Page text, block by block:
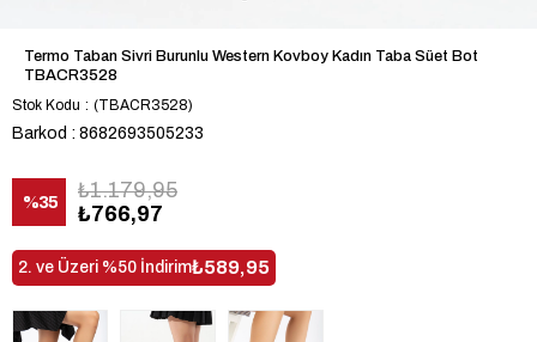
Termo Taban Sivri Burunlu Western Kovboy Kadın Taba Süet Bot
TBACR3528
Stok Kodu
(TBACR3528)
Barkod : 8682693505233
%35
İndirim
₺1.179,95
₺766,97
2. ve Üzeri %50 İndirim₺589,95